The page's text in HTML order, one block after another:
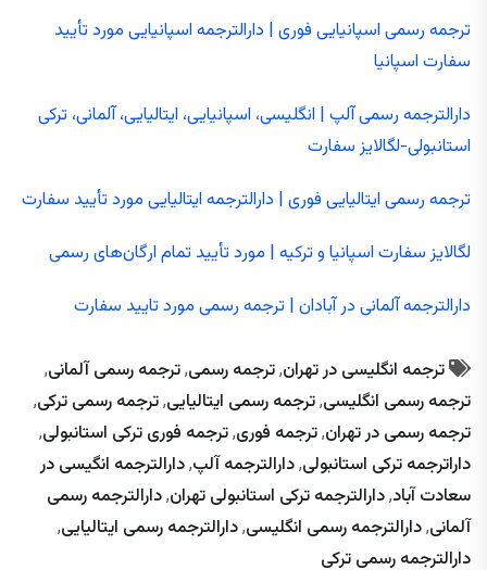
ترجمه رسمی اسپانیایی فوری | دارالترجمه اسپانیایی مورد تأیید
سفارت اسپانیا
دارالترجمه رسمی آلپ | انگلیسی، اسپانیایی، ایتالیایی، آلمانی، ترکی
استانبولی-لگالایز سفارت
ترجمه رسمی ایتالیایی فوری | دارالترجمه ایتالیایی مورد تأیید سفارت
لگالایز سفارت اسپانیا و ترکیه | مورد تأیید تمام ارگان‌های رسمی
دارالترجمه آلمانی در آبادان | ترجمه رسمی مورد تایید سفارت
ترجمه انگلیسی در تهران,ترجمه رسمی,ترجمه رسمی آلمانی,
ترجمه رسمی انگلیسی,ترجمه رسمی ایتالیایی,ترجمه رسمی ترکی,
ترجمه رسمی در تهران,ترجمه فوری,ترجمه فوری ترکی استانبولی,
داراترجمه ترکی استانبولی,دارالترجمه آلپ,دارالترجمه انگیسی در
سعادت آباد,دارالترجمه ترکی استانبولی تهران,دارالترجمه رسمی
آلمانی,دارالترجمه رسمی انگلیسی,دارالترجمه رسمی ایتالیایی,
دارالترجمه رسمی ترکی